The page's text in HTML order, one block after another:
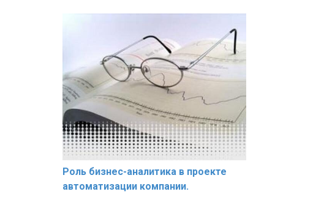
Роль бизнес-аналитика в проекте
автоматизации компании.